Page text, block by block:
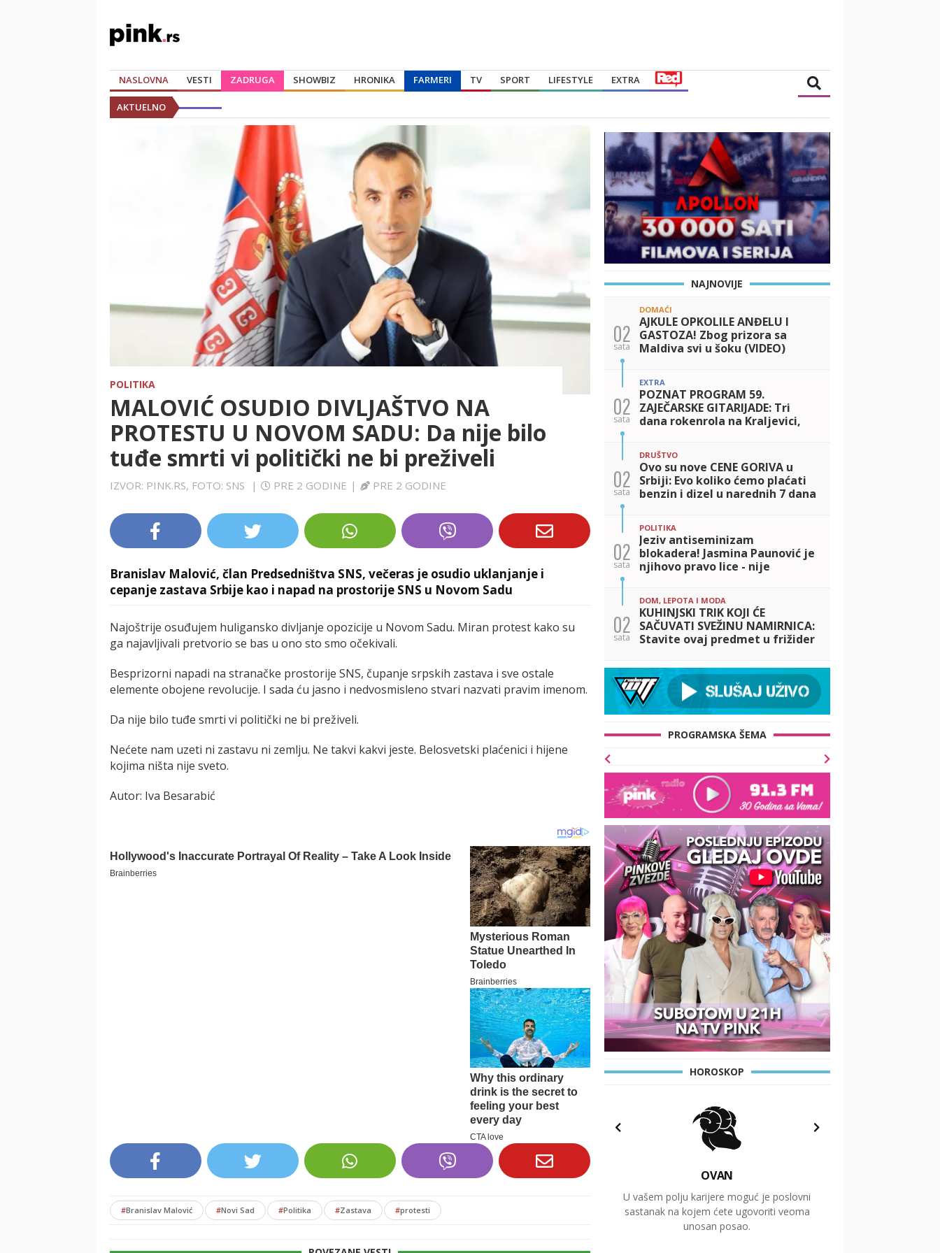
NASLOVNA VESTI ZADRUGA SHOWBIZ HRONIKA FARMERI TV SPORT LIFESTYLE EXTRA
AKTUELNO
POLITIKA
MALOVIĆ OSUDIO DIVLJAŠTVO NA
PROTESTU U NOVOM SADU: Da nije bilo
tuđe smrti vi politički ne bi preživeli
IZVOR: PINK.RS, FOTO: SNS | PRE 2 GODINE | PRE 2 GODINE
Branislav Malović, član Predsedništva SNS, večeras je osudio uklanjanje i
cepanje zastava Srbije kao i napad na prostorije SNS u Novom Sadu
Najoštrije osuđujem huligansko divljanje opozicije u Novom Sadu. Miran protest kako su
ga najavljivali pretvorio se bas u ono sto smo očekivali.
Besprizorni napadi na stranačke prostorije SNS, čupanje srpskih zastava i sve ostale
elemente obojene revolucije. I sada ću jasno i nedvosmisleno stvari nazvati pravim imenom.
Da nije bilo tuđe smrti vi politički ne bi preživeli.
Nećete nam uzeti ni zastavu ni zemlju. Ne takvi kakvi jeste. Belosvetski plaćenici i hijene
kojima ništa nije sveto.
Autor: Iva Besarabić
#Branislav Malović #Novi Sad #Politika #Zastava #protesti
NAJNOVIJE
02
sata
DOMAĆI
AJKULE OPKOLILE ANĐELU I
GASTOZA! Zbog prizora sa
Maldiva svi u šoku (VIDEO)
02
sata
EXTRA
POZNAT PROGRAM 59.
ZAJEČARSKE GITARIJADE: Tri
dana rokenrola na Kraljevici,
02
sata
DRUŠTVO
Ovo su nove CENE GORIVA u
Srbiji: Evo koliko ćemo plaćati
benzin i dizel u narednih 7 dana
02
sata
POLITIKA
Jeziv antiseminizam
blokadera! Jasmina Paunović je
njihovo pravo lice - nije
02
sata
DOM, LEPOTA I MODA
KUHINJSKI TRIK KOJI ĆE
SAČUVATI SVEŽINU NAMIRNICA:
Stavite ovaj predmet u frižider
PROGRAMSKA ŠEMA
HOROSKOP
OVAN
U vašem polju karijere moguć je poslovni
sastanak na kojem ćete ugovoriti veoma
unosan posao.